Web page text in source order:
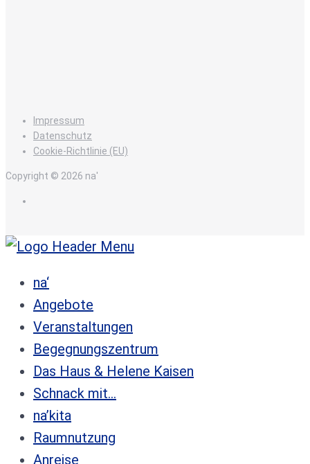
Impressum
Datenschutz
Cookie-Richtlinie (EU)
Copyright © 2026 na'
na‘
Angebote
Veranstaltungen
Begegnungszentrum
Das Haus & Helene Kaisen
Schnack mit…
na’kita
Raumnutzung
Anreise